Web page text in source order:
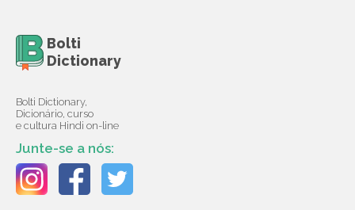
Bolti
Dictionary
Bolti Dictionary,
Dicionário, curso
e cultura Hindi on-line
Junte-se a nós: